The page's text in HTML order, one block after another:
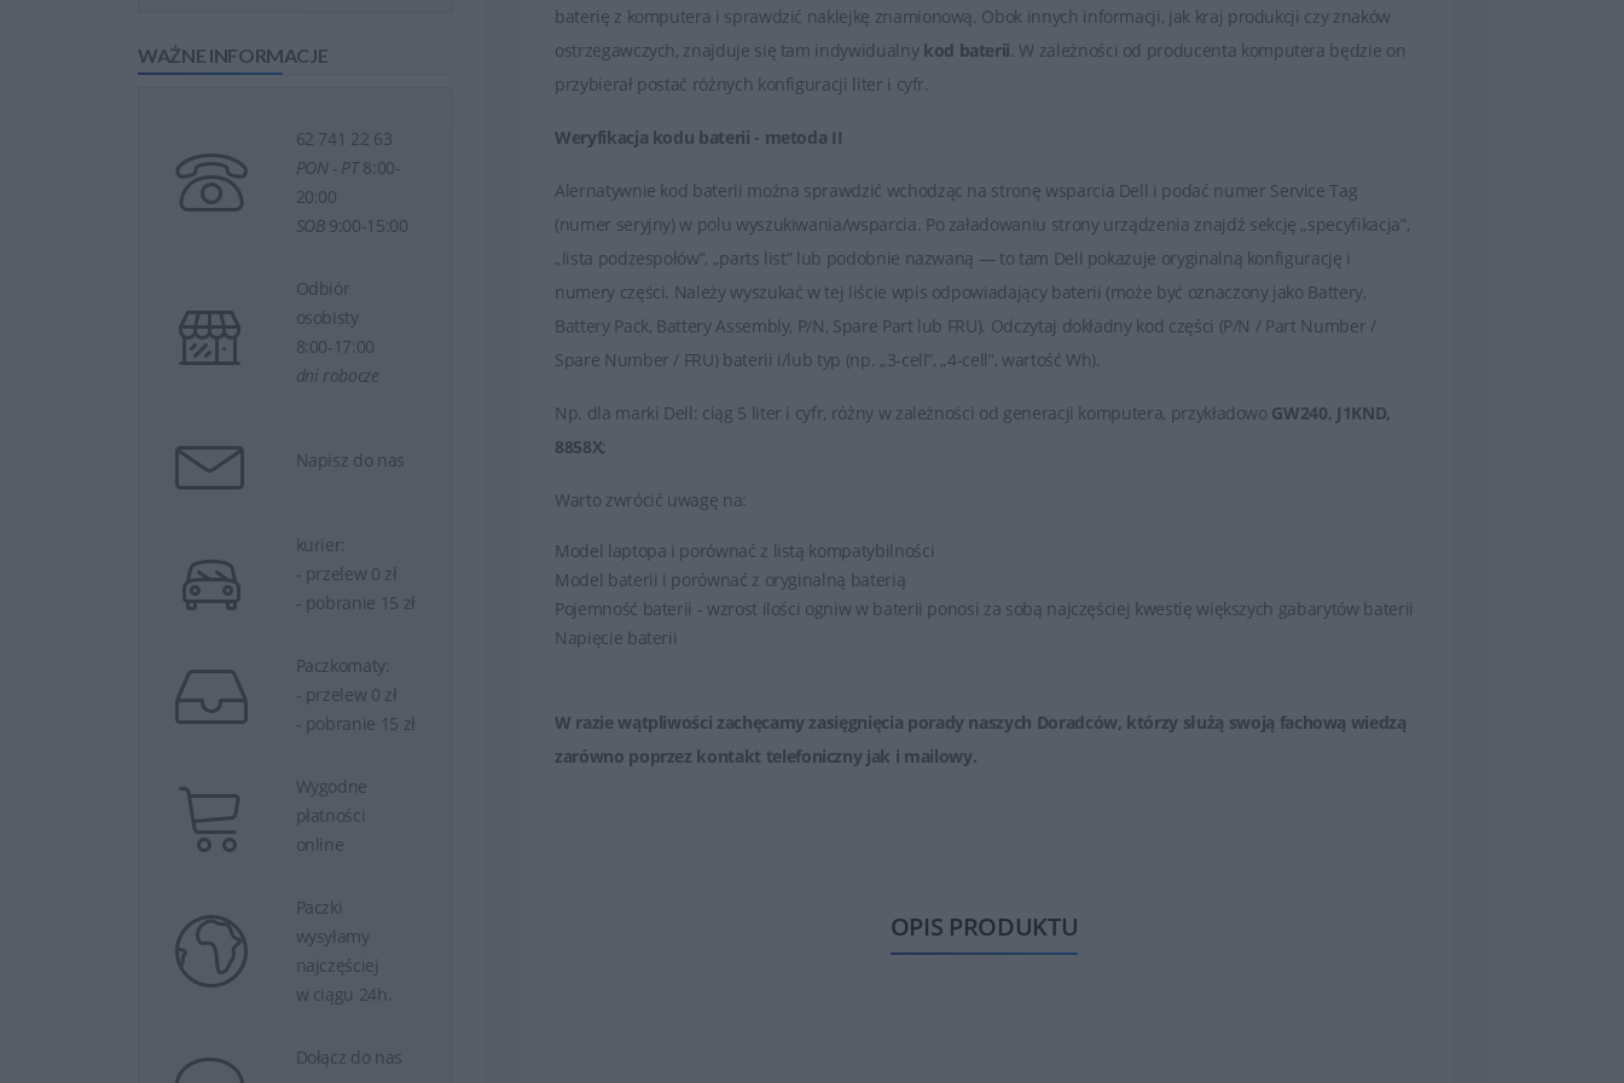
WAŻNE INFORMACJE
62 741 22 63
PON - PT8:00-
20:00
SOB9:00-15:00
Odbiór
osobisty
8:00-17:00
dni robocze
Napisz do nas
kurier:
- przelew 0 zł
- pobranie 15 zł
Paczkomaty:
- przelew 0 zł
- pobranie 15 zł
Wygodne
płatności
online
Paczki
wysyłamy
najczęściej
w ciągu 24h.
Dołącz do nas
baterię z komputera i sprawdzić naklejkę znamionową. Obok innych informacji, jak kraj produkcji czy znaków
ostrzegawczych, znajduje się tam indywidualny kod baterii. W zależności od producenta komputera będzie on
przybierał postać różnych konfiguracji liter i cyfr.
Weryfikacja kodu baterii - metoda II
Alernatywnie kod baterii można sprawdzić wchodząc na stronę wsparcia Dell i podać numer Service Tag
(numer seryjny) w polu wyszukiwania/wsparcia. Po załadowaniu strony urządzenia znajdź sekcję „specyfikacja”,
„lista podzespołów”, „parts list” lub podobnie nazwaną — to tam Dell pokazuje oryginalną konfigurację i
numery części. Należy wyszukać w tej liście wpis odpowiadający baterii (może być oznaczony jako Battery,
Battery Pack, Battery Assembly, P/N, Spare Part lub FRU). Odczytaj dokładny kod części (P/N / Part Number /
Spare Number / FRU) baterii i/lub typ (np. „3-cell”, „4-cell”, wartość Wh).
Np. dla marki Dell: ciąg 5 liter i cyfr, różny w zależności od generacji komputera, przykładowo GW240, J1KND,
8858X;
Warto zwrócić uwagę na:
Model laptopa i porównać z listą kompatybilności
Model baterii i porównać z oryginalną baterią
Pojemność baterii - wzrost ilości ogniw w baterii ponosi za sobą najczęściej kwestię większych gabarytów baterii
Napięcie baterii
W razie wątpliwości zachęcamy zasięgnięcia porady naszych Doradców, którzy służą swoją fachową wiedzą
zarówno poprzez kontakt telefoniczny jak i mailowy.
OPIS PRODUKTU